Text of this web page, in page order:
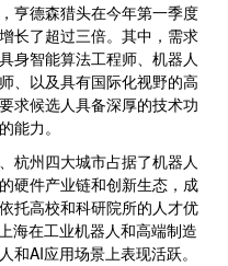
亨德森猎头在今年第一季度
长了超过三倍。其中，需求
身智能算法工程师、机器人
、以及具有国际化视野的高
求候选人具备深厚的技术功
能力。
杭州四大城市占据了机器人
硬件产业链和创新生态，成
托高校和科研院所的人才优
海在工业机器人和高端制造
和AI应用场景上表现活跃。